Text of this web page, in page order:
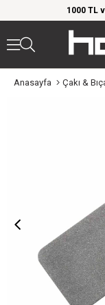
1000 TL
Anasayfa Çakı &